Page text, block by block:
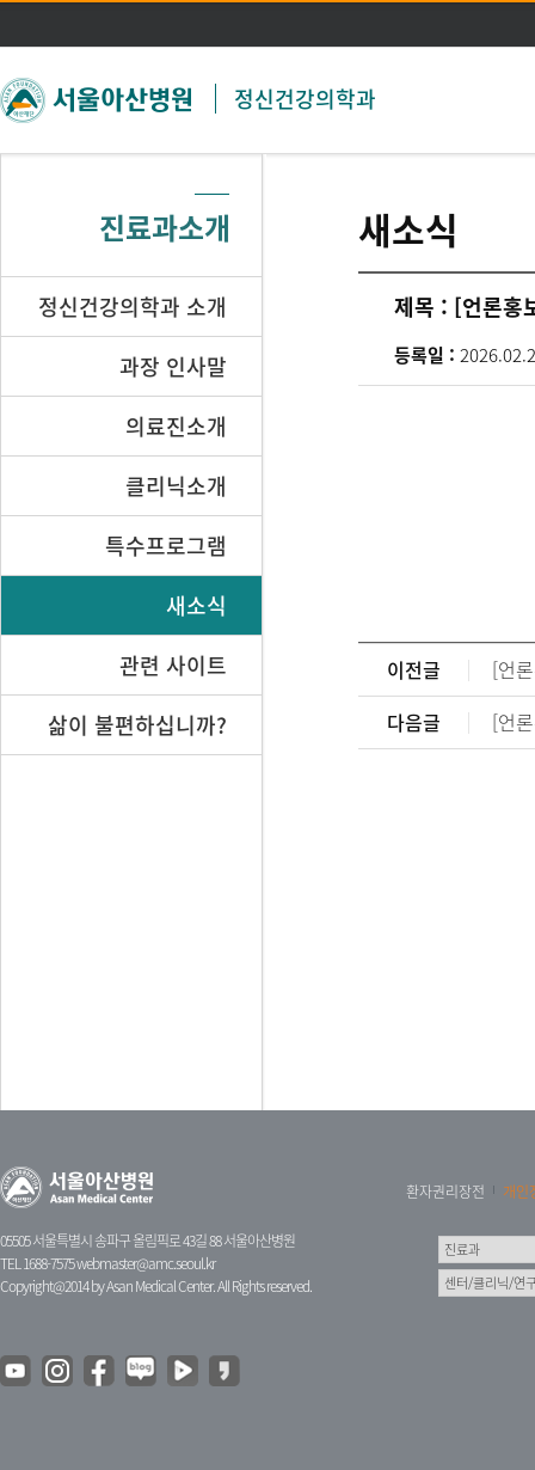
주메뉴 바로가기
본문 바로가기
정신건강의학과
진료과소개
정신건강의학과 소개
과장 인사말
의료진소개
클리닉소개
특수프로그램
새소식
관련 사이트
삶이 불편하십니까?
새소식
제목 : [언론홍
등록일 :
이전글
다음글
[언
05505 서울특별시 송파구 올림픽로 43길 88 서울아산병원
TEL 1688-7575webmaster@amc.seoul.kr
Copyright@2014 by Asan Medical Center. All Rights reserved.
환자권리장전 개인